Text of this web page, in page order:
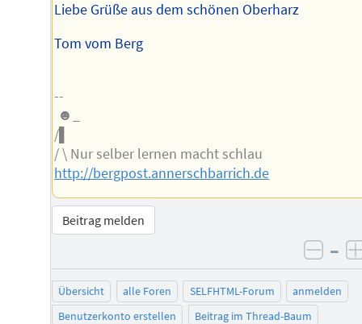
Liebe Grüße aus dem schönen Oberharz
Tom vom Berg
--
☻_
/▌
/ \ Nur selber lernen macht schlau
http://bergpost.annerschbarrich.de
Beitrag melden
–
Übersicht alle Foren SELFHTML-Forum
anmelden
Benutzerkonto erstellen
Beitrag im Thread-Baum